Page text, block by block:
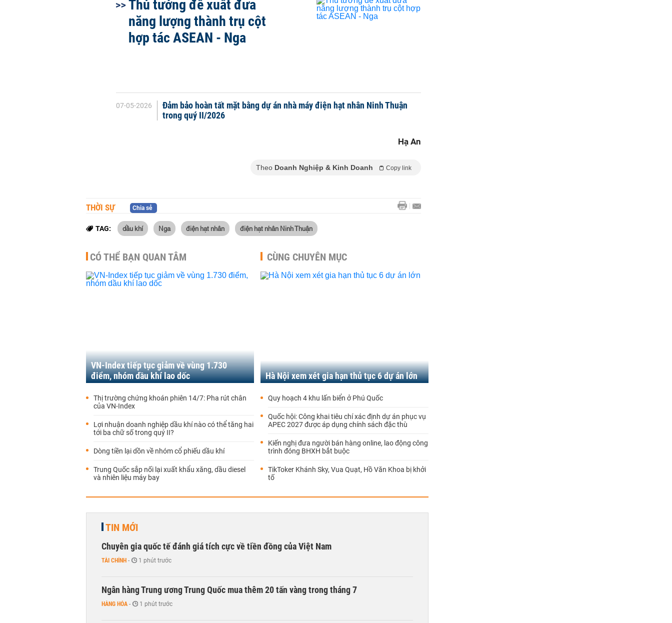
Thủ tướng đề xuất đưa
năng lượng thành trụ cột
hợp tác ASEAN - Nga
07-05-2026
Đảm bảo hoàn tất mặt bằng dự án nhà máy điện hạt nhân Ninh Thuận
trong quý II/2026
Hạ An
Theo Doanh Nghiệp & Kinh Doanh Copy link
THỜI SỰ Chia sẻ
TAG: dầu khí Nga điện hạt nhân điện hạt nhân Ninh Thuận
CÓ THỂ BẠN QUAN TÂM
VN-Index tiếp tục giảm về vùng 1.730
điểm, nhóm dầu khí lao dốc
Thị trường chứng khoán phiên 14/7: Pha rút chân
của VN-Index
Lợi nhuận doanh nghiệp dầu khí nào có thể tăng hai
tới ba chữ số trong quý II?
Dòng tiền lại dồn về nhóm cổ phiếu dầu khí
Trung Quốc sắp nối lại xuất khẩu xăng, dầu diesel
và nhiên liệu máy bay
CÙNG CHUYÊN MỤC
Hà Nội xem xét gia hạn thủ tục 6 dự án lớn
Quy hoạch 4 khu lấn biển ở Phú Quốc
Quốc hội: Công khai tiêu chí xác định dự án phục vụ
APEC 2027 được áp dụng chính sách đặc thù
Kiến nghị đưa người bán hàng online, lao động công
trình đóng BHXH bắt buộc
TikToker Khánh Sky, Vua Quạt, Hồ Văn Khoa bị khởi
tố
TIN MỚI
Chuyên gia quốc tế đánh giá tích cực về tiền đồng của Việt Nam
TÀI CHÍNH - 1 phút trước
Ngân hàng Trung ương Trung Quốc mua thêm 20 tấn vàng trong tháng 7
HÀNG HÓA - 1 phút trước